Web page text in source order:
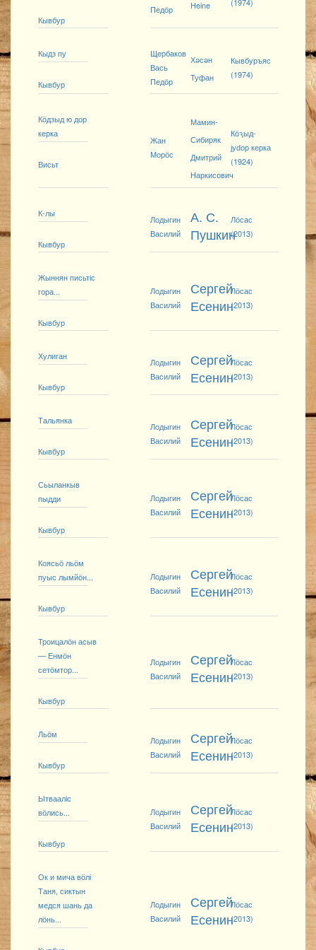
Кывбур
Педӧр
Heine
(1974)
Кыдз пу
Кывбур
Щербаков
Вась
Педӧр
Хәсән
Туфан
Кывбуръяс
(1974)
Кӧдзыд ю дор
керка
Висьт
Жан
Морӧс
Мамин-
Сибиряк
Дмитрий
Наркисович
Кӧԇыд-
јуԁор керка
(1924)
К-лы
Кывбур
Лодыгин
Василий
А. С.
Пушкин
Лӧсас
(2013)
Жыннян письтіс
гора...
Кывбур
Лодыгин
Василий
Сергей
Есенин
Лӧсас
(2013)
Хулиган
Кывбур
Лодыгин
Василий
Сергей
Есенин
Лӧсас
(2013)
Тальянка
Кывбур
Лодыгин
Василий
Сергей
Есенин
Лӧсас
(2013)
Сьыланкыв
пыдди
Кывбур
Лодыгин
Василий
Сергей
Есенин
Лӧсас
(2013)
Коясьӧ льӧм
пуыс лымйӧн...
Кывбур
Лодыгин
Василий
Сергей
Есенин
Лӧсас
(2013)
Троицалӧн асыв
— Енмӧн
сетӧмтор...
Кывбур
Лодыгин
Василий
Сергей
Есенин
Лӧсас
(2013)
Льӧм
Кывбур
Лодыгин
Василий
Сергей
Есенин
Лӧсас
(2013)
Ытвааліс
вӧлись...
Кывбур
Лодыгин
Василий
Сергей
Есенин
Лӧсас
(2013)
Ок и мича вӧлі
Таня, сиктын
медся шань да
лӧнь...
Лодыгин
Василий
Сергей
Есенин
Лӧсас
(2013)